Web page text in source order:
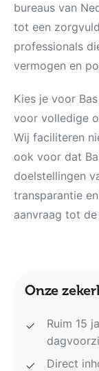
bureaus van
tot een
professionals
vermogen en
Kies je voor
voor volledige
Wij faciliteren
ook voor dat
doelstellingen
transparantie
aanvraag tot
Onze
Ruim 15
Direct